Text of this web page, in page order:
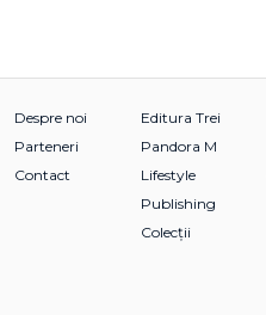
Despre noi
Parteneri
Contact
Editura Trei
Pandora M
Lifestyle
Publishing
Colecții